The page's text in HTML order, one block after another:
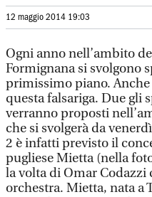
12 maggio 2014 19:03
Ogni anno nell’ambito
Formignana si svolgono
primissimo piano.
questa falsariga. Due gli
verranno proposti
che si svolgerà da
2 è infatti previsto il
pugliese Mietta (nella
la volta di Omar Codazzi
orchestra. Mietta, nata a